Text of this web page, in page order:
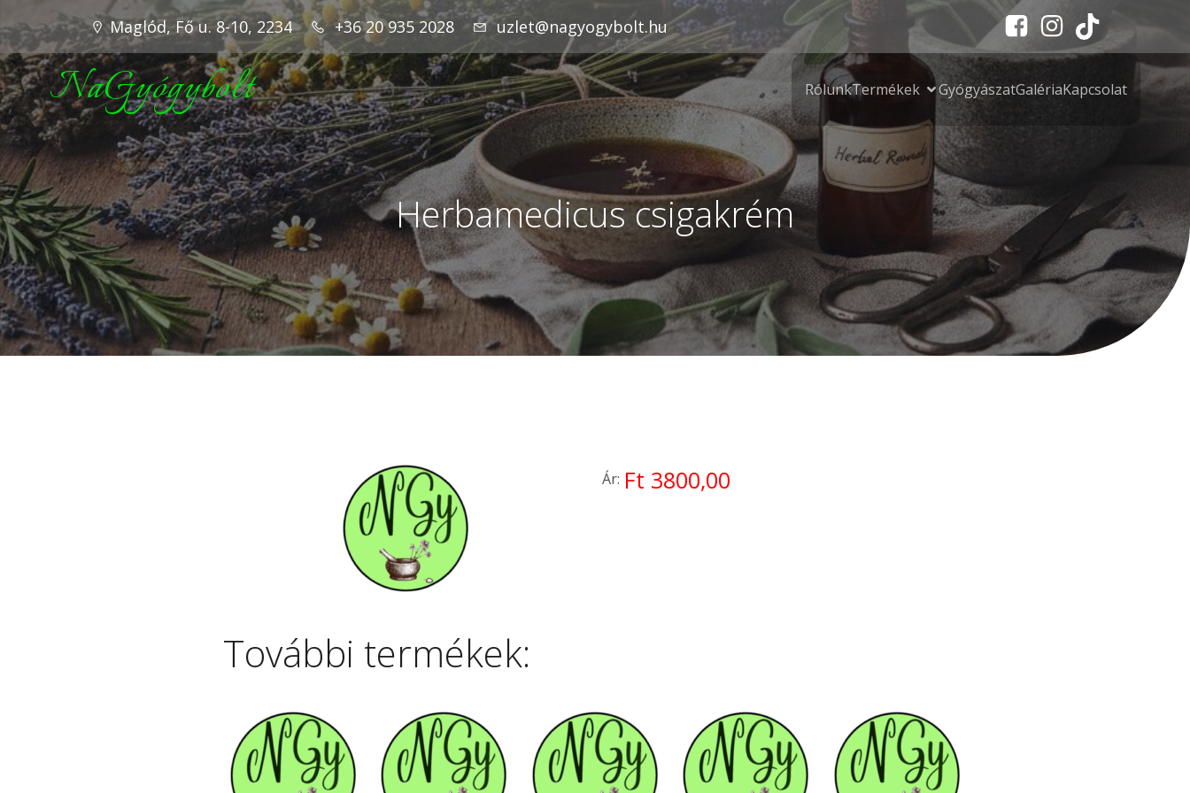
Maglód, Fő u. 8-10, 2234 +36 20 935 2028 uzlet@nagyogybolt.hu
NaGyógybolt RólunkTermékek GyógyászatGalériaKapcsolat
Herbamedicus csigakrém
Ár: Ft 3800,00
További termékek: